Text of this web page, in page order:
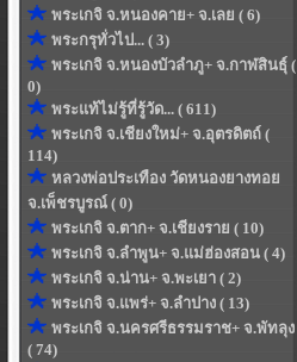
พระเกจิ จ.หนองคาย+ จ.เลย ( 6)
พระกรุทั่วไป... ( 3)
พระเกจิ จ.หนองบัวลำภู+ จ.กาฬสินธุ์ (
0)
พระแท้ไม่รู้ที่รู้วัด... ( 611)
พระเกจิ จ.เชียงใหม่+ จ.อุตรดิตถ์ (
114)
หลวงพ่อประเทือง วัดหนองยางทอย
จ.เพ็ชรบูรณ์ ( 0)
พระเกจิ จ.ตาก+ จ.เชียงราย ( 10)
พระเกจิ จ.ลำพูน+ จ.แม่ฮ่องสอน ( 4)
พระเกจิ จ.น่าน+ จ.พะเยา ( 2)
พระเกจิ จ.แพร่+ จ.ลำปาง ( 13)
พระเกจิ จ.นครศรีธรรมราช+ จ.พัทลุง
( 74)